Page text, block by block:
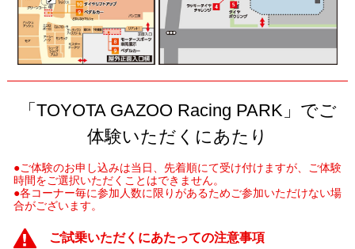
「TOYOTA GAZOO Racing PARK」でご
体験いただくにあたり
●ご体験のお申し込みは当日、先着順にて受け付けますが、ご体験
時間をご選択いただくことはできません。
●各コーナー毎に参加人数に限りがあるためご参加いただけない場
合がございます。
ご試乗いただくにあたっての注意事項